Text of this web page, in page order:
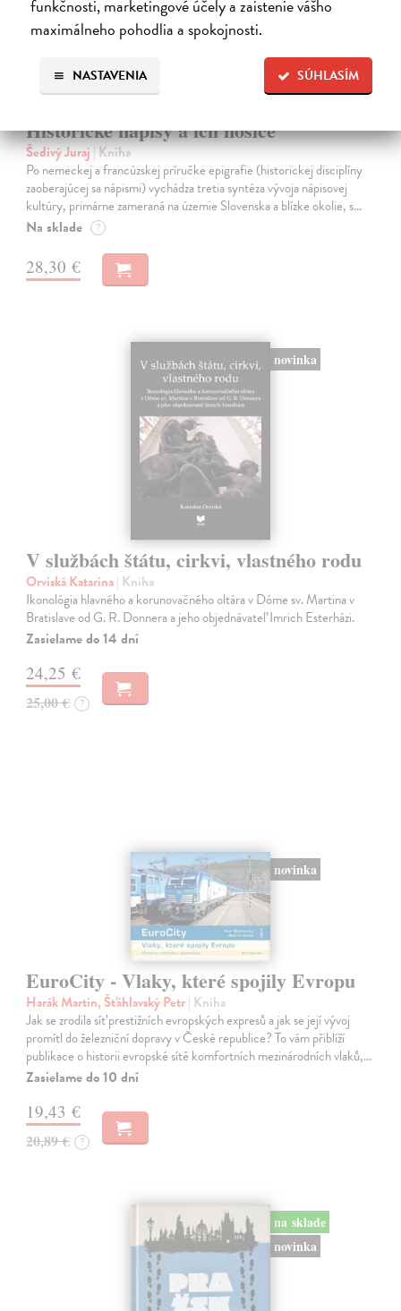
funkčnosti, marketingové účely a zaistenie vášho
maximálneho pohodlia a spokojnosti.
SÚHLASÍM
NASTAVENIA
Historické nápisy a ich nosiče
Šedivý Juraj| Kniha
Po nemeckej a francúzskej príručke epigrafie (historickej disciplíny
zaoberajúcej sa nápismi) vychádza tretia syntéza vývoja nápisovej
kultúry, primárne zameraná na územie Slovenska a blízke okolie, s…
Na sklade ?
28,30 €
novinka
V službách štátu, cirkvi, vlastného rodu
Orviská Katarína| Kniha
Ikonológia hlavného a korunovačného oltára v Dóme sv. Martina v
Bratislave od G. R. Donnera a jeho objednávateľ Imrich Esterházi.
Zasielame do 14 dní
24,25 €
25,00 € ?
novinka
EuroCity - Vlaky, které spojily Evropu
Harák Martin, Šťáhlavský Petr| Kniha
Jak se zrodila síť prestižních evropských expresů a jak se její vývoj
promítl do železniční dopravy v České republice? To vám přiblíží
publikace o historii evropské sítě komfortních mezinárodních vlaků,…
Zasielame do 10 dní
19,43 €
20,89 € ?
na sklade
novinka